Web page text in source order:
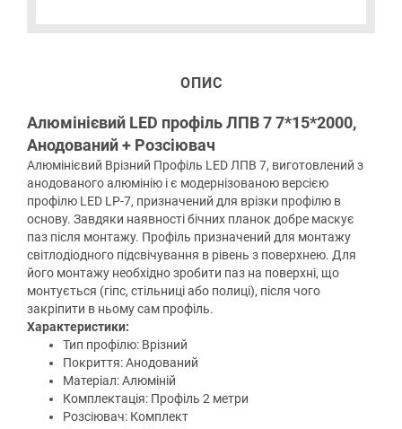
ОПИС
Алюмінієвий LED профіль ЛПВ 7 7*15*2000,
Анодований + Розсіювач
Алюмінієвий Врізний Профіль LED ЛПВ 7, виготовлений з
анодованого алюмінію і є модернізованою версією
профілю LED LP-7, призначений для врізки профілю в
основу. Завдяки наявності бічних планок добре маскує
паз після монтажу. Профіль призначений для монтажу
світлодіодного підсвічування в рівень з поверхнею. Для
його монтажу необхідно зробити паз на поверхні, що
монтується (гіпс, стільниці або полиці), після чого
закріпити в ньому сам профіль.
Характеристики:
Тип профілю: Врізний
Покриття: Анодований
Матеріал: Алюміній
Комплектація: Профіль 2 метри
Розсіювач: Комплект